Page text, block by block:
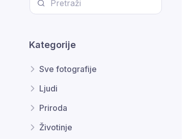
Kategorije
Sve fotografije
Ljudi
Priroda
Životinje